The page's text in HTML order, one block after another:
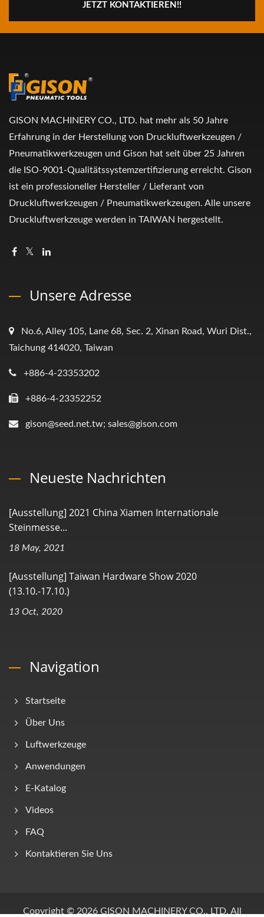
JETZT KONTAKTIEREN!!
GISON MACHINERY CO., LTD. hat mehr als 50 Jahre
Erfahrung in der Herstellung von Druckluftwerkzeugen /
Pneumatikwerkzeugen und Gison hat seit über 25 Jahren
die ISO-9001-Qualitätssystemzertifizierung erreicht. Gison
ist ein professioneller Hersteller / Lieferant von
Druckluftwerkzeugen / Pneumatikwerkzeugen. Alle unsere
Druckluftwerkzeuge werden in TAIWAN hergestellt.
Unsere Adresse
No.6, Alley 105, Lane 68, Sec. 2, Xinan Road, Wuri Dist.,
Taichung 414020, Taiwan
+886-4-23353202
+886-4-23352252
gison@seed.net.tw; sales@gison.com
Neueste Nachrichten
[Ausstellung] 2021 China Xiamen Internationale
Steinmesse...
18 May, 2021
[Ausstellung] Taiwan Hardware Show 2020
(13.10.-17.10.)
13 Oct, 2020
Navigation
Startseite
Über Uns
Luftwerkzeuge
Anwendungen
E-Katalog
Videos
FAQ
Kontaktieren Sie Uns
Copyright © 2026 GISON MACHINERY CO., LTD. All